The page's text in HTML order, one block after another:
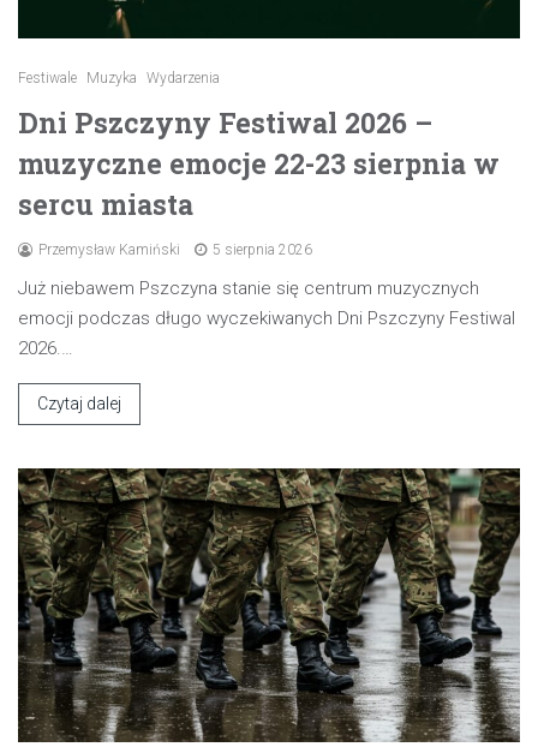
Festiwale Muzyka Wydarzenia
Dni Pszczyny Festiwal 2026 –
muzyczne emocje 22-23 sierpnia w
sercu miasta
Przemysław Kamiński 5 sierpnia 2026
Już niebawem Pszczyna stanie się centrum muzycznych
emocji podczas długo wyczekiwanych Dni Pszczyny Festiwal
2026.…
Czytaj dalej